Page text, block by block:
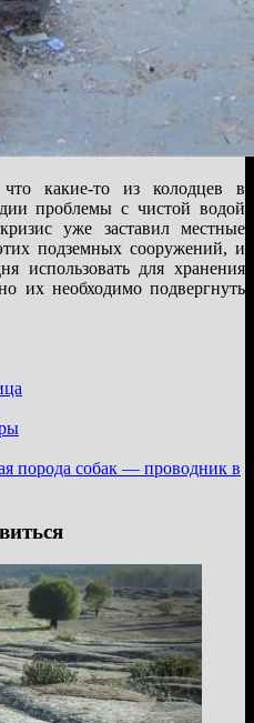
что какие-то из колодцев в
проблемы с чистой водой
уже заставил местные
подземных сооружений, и
использовать для хранения
их необходимо подвергнуть
порода собак — проводник в